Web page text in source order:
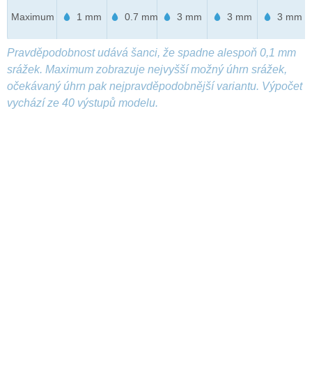
Maximum 1 mm 0.7 mm 3 mm 3 mm 3 mm
Pravděpodobnost udává šanci, že spadne alespoň 0,1 mm
srážek. Maximum zobrazuje nejvyšší možný úhrn srážek,
očekávaný úhrn pak nejpravděpodobnější variantu. Výpočet
vychází ze 40 výstupů modelu.